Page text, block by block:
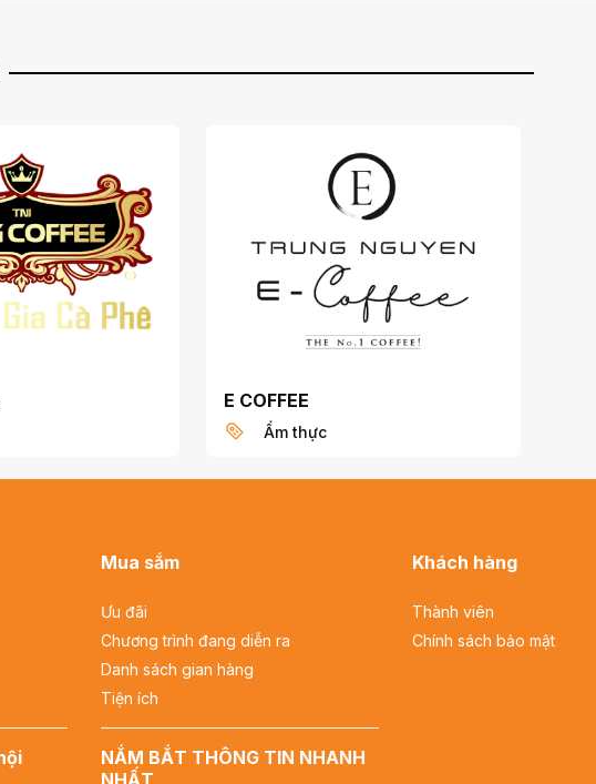
E COFFEE
Ẩm thực
Mua sắm
Ưu đãi
Chương trình đang diễn ra
Danh sách gian hàng
Tiện ích
NẮM BẮT THÔNG TIN NHANH
Khách hàng
Thành viên
Chính sách bảo mật